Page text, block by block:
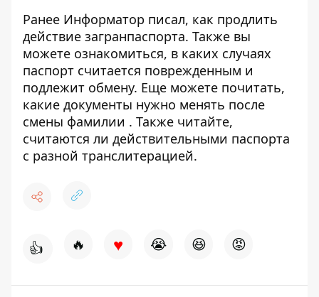
Ранее Информатор писал, как продлить
действие загранпаспорта. Также вы
можете ознакомиться, в каких случаях
паспорт считается поврежденным и
подлежит обмену. Еще можете почитать,
какие документы нужно менять после
смены фамилии . Также читайте,
считаются ли действительными паспорта
с разной транслитерацией.
👍 🔥 ♥ 😭 😆 😡